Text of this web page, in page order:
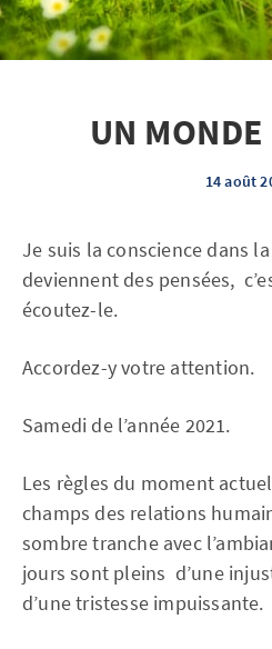
UN MONDE
14 août
Je suis la conscience dans
deviennent des pensées,
écoutez-le.
Accordez-y votre attention.
Samedi de l’année 2021.
Les règles du moment
champs des relations
sombre tranche avec
jours sont pleins d’une
d’une tristesse impuissante.